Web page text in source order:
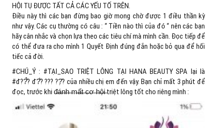
HỘI TỤ ĐƯỢC TẤT CẢ CÁC YẾU TỐ TRÊN.
Điều này thì các bạn đừng bao giờ mong chờ được 1 điều thần kỳ
như vậy. Các cụ thường có câu : “ Tiền nào thì của đó “ nên các bạn
hãy cân nhắc và chọn lựa theo các tiêu chí mà mình cần. Đọc tiếp để
có thể đưa ra cho mình 1 Quyết Định đúng đắn hoặc bỏ qua để hối
tiếc cả đời.
#CHÚ_Ý : #TẠI_SAO TRIỆT LÔNG TẠI HANA BEAUTY SPA lại là
#đ??̂̉? đ?̂́? ??? ??̣̂? của nhiều chị em đến vậy. Bạn chỉ mất 3 phút để
đọc, trước khi đ̶á̶n̶h̶ ̶m̶ấ̶t̶ ̶c̶ơ̶ ̶h̶ộ̶i̶ triệt lông tốt cho riêng mình :